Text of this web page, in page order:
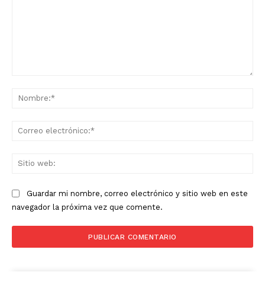
Guardar mi nombre, correo electrónico y sitio web en este
navegador la próxima vez que comente.